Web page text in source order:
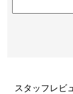
スタッフレビ